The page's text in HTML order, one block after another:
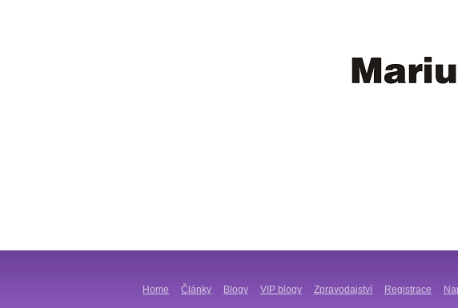
Home Články Blogy VIP blogy Zpravodajství Registrace